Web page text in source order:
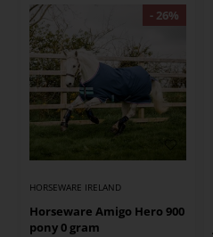
HORSEWARE IRELAND
Horseware Amigo Hero 900
pony 0 gram